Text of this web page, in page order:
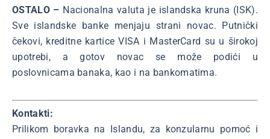
OSTALO – Nacionalna valuta je islandska kruna (ISK).
Sve islandske banke menjaju strani novac. Putnički
čekovi, kreditne kartice VISA i MasterCard su u širokoj
upotrebi, a gotov novac se može podići u
poslovnicama banaka, kao i na bankomatima.
Kontakti:
Prilikom boravka na Islandu, za konzularnu pomoć i